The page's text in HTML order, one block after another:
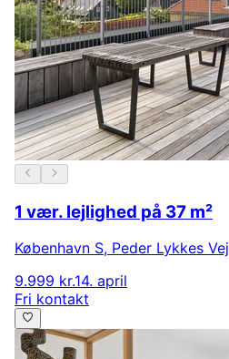
1 vær. lejlighed på 37 m²
København S, Peder Lykkes Vej
9.999 kr.14. april
Fri kontakt